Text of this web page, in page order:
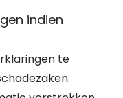
indien
te